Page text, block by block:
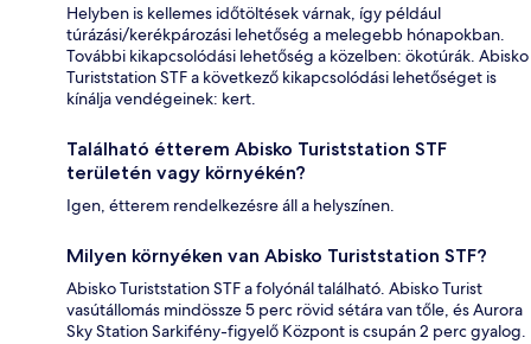
Helyben is kellemes időtöltések várnak, így például
túrázási/kerékpározási lehetőség a melegebb hónapokban.
További kikapcsolódási lehetőség a közelben: ökotúrák. Abisko
Turiststation STF a következő kikapcsolódási lehetőséget is
kínálja vendégeinek: kert.
Található étterem Abisko Turiststation STF
területén vagy környékén?
Igen, étterem rendelkezésre áll a helyszínen.
Milyen környéken van Abisko Turiststation STF?
Abisko Turiststation STF a folyónál található. Abisko Turist
vasútállomás mindössze 5 perc rövid sétára van tőle, és Aurora
Sky Station Sarkifény-figyelő Központ is csupán 2 perc gyalog.